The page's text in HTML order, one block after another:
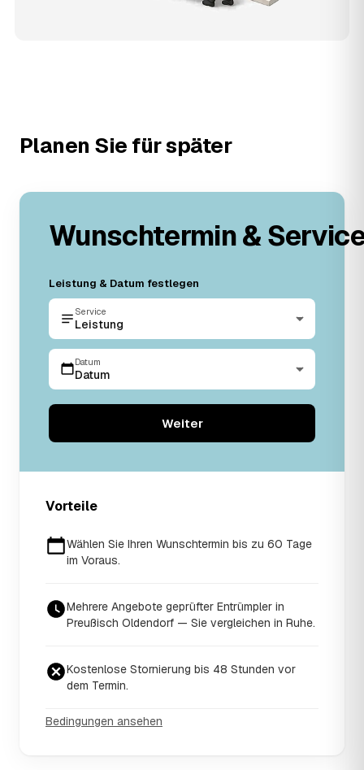
Planen Sie für später
Wunschtermin &
Leistung & Datum festlegen
Service
Leistung
Datum
Datum
Weiter
Vorteile
Wählen Sie Ihren Wunschtermin bis zu 60 Tage
im Voraus.
Mehrere Angebote geprüfter Entrümpler in
Preußisch Oldendorf — Sie vergleichen in Ruhe.
Kostenlose Stornierung bis 48 Stunden vor
dem Termin.
Bedingungen ansehen